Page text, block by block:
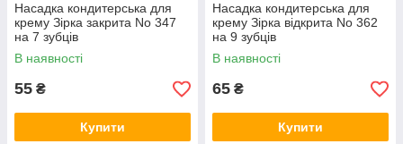
Насадка кондитерська для
крему Зірка закрита No 347
на 7 зубців
В наявності
55 ₴
Купити
Насадка кондитерська для
крему Зірка відкрита No 362
на 9 зубців
В наявності
65 ₴
Купити